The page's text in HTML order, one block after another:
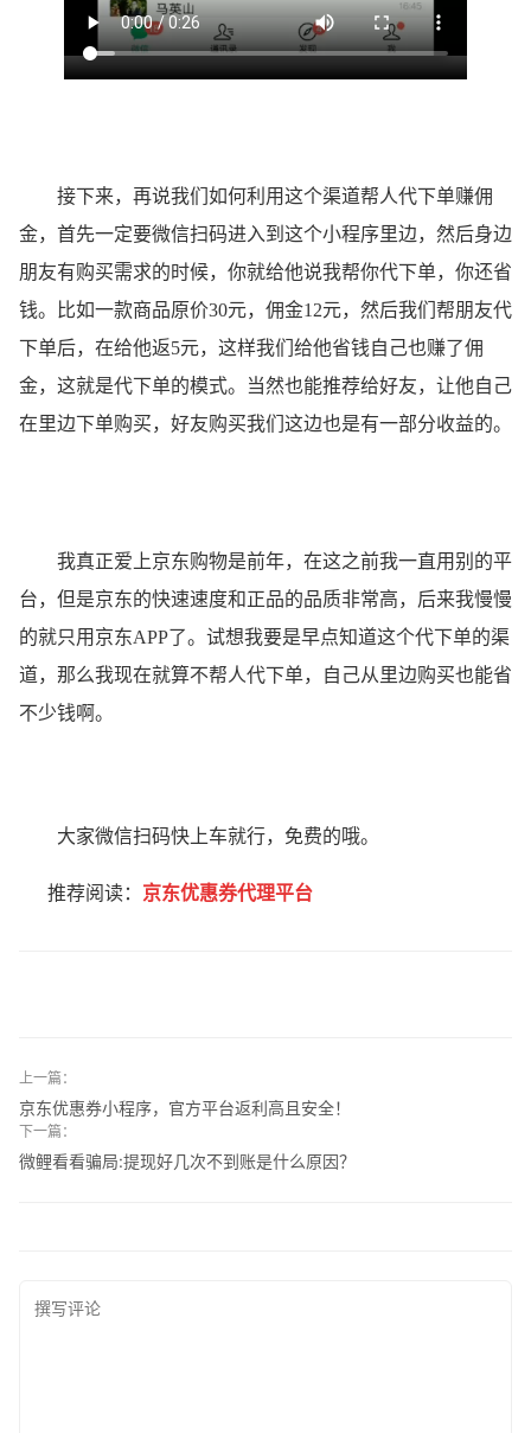
接下来，再说我们如何利用这个渠道帮人代下单赚佣
金，首先一定要微信扫码进入到这个小程序里边，然后身边
朋友有购买需求的时候，你就给他说我帮你代下单，你还省
钱。比如一款商品原价30元，佣金12元，然后我们帮朋友代
下单后，在给他返5元，这样我们给他省钱自己也赚了佣
金，这就是代下单的模式。当然也能推荐给好友，让他自己
在里边下单购买，好友购买我们这边也是有一部分收益的。
我真正爱上京东购物是前年，在这之前我一直用别的平
台，但是京东的快速速度和正品的品质非常高，后来我慢慢
的就只用京东APP了。试想我要是早点知道这个代下单的渠
道，那么我现在就算不帮人代下单，自己从里边购买也能省
不少钱啊。
大家微信扫码快上车就行，免费的哦。
推荐阅读： 京东优惠券代理平台
上一篇：
京东优惠券小程序，官方平台返利高且安全！
下一篇：
微鲤看看骗局:提现好几次不到账是什么原因？